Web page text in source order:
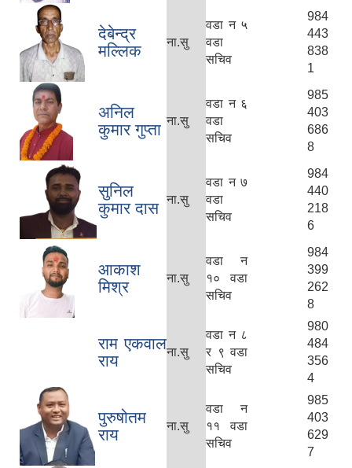
देबेन्द्र
मल्लिक
ना.सु
वडा न ५
वडा
सचिव
984
443
838
1
अनिल
कुमार गुप्ता ना.सु
वडा न ६
वडा
सचिव
985
403
686
8
सुनिल
कुमार दास ना.सु
वडा न ७
वडा
सचिव
984
440
218
6
आकाश
मिश्र
ना.सु
वडा न
१० वडा
सचिव
984
399
262
8
राम एकवाल
राय
ना.सु
वडा न ८
र ९ वडा
सचिव
980
484
356
4
पुरुषोतम
राय
ना.सु
वडा न
११ वडा
सचिव
985
403
629
7